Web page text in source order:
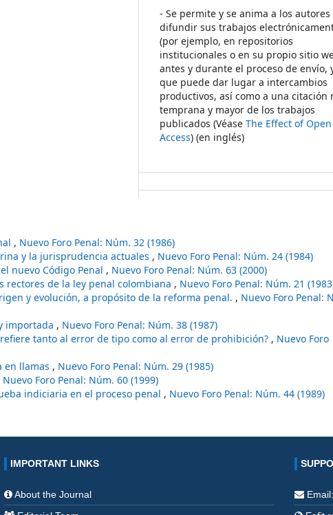
- Se permite y se anima a los autores
difundir sus trabajos
(por ejemplo, en repositorios
institucionales o en su propio sitio
antes y durante el proceso de envío,
que puede dar lugar a intercambios
productivos, así como a una citación
temprana y mayor de los trabajos
publicados (VéaseThe Effect of Open
Access) (en inglés)
, Nuevo Foro Penal: Núm. 32 (1986)
y la jurisprudencia actuales , Nuevo Foro Penal: Núm. 24 (1984)
nuevo Código Penal , Nuevo Foro Penal: Núm. 63 (2000)
rectores de la ley penal colombiana , Nuevo Foro Penal: Núm. 21
y evolución, a propósito de la reforma penal. , Nuevo Foro Penal:
importada , Nuevo Foro Penal: Núm. 38 (1987)
tanto al error de tipo como al error de prohibición? , Nuevo Foro
en llamas , Nuevo Foro Penal: Núm. 29 (1985)
Nuevo Foro Penal: Núm. 60 (1999)
indiciaria en el proceso penal , Nuevo Foro Penal: Núm. 44 (1989)
IMPORTANT LINKS
About the Journal